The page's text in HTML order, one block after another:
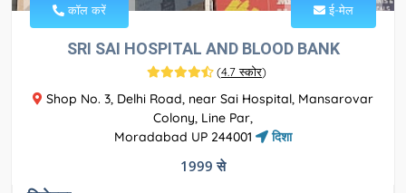
कॉल करें ई-मेल
SRI SAI HOSPITAL AND BLOOD BANK
(4.7 स्कोर)
Shop No. 3, Delhi Road, near Sai Hospital, Mansarovar
Colony, Line Par,
Moradabad UP 244001
दिशा
1999 से